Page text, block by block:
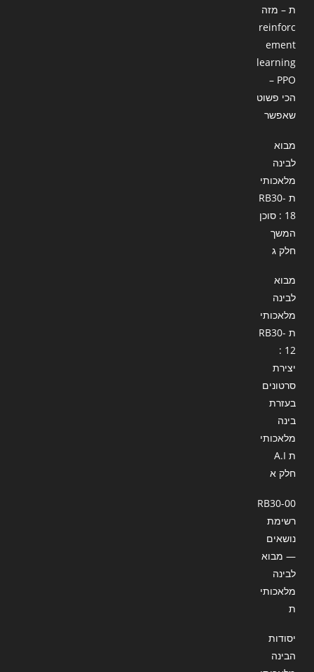
ת – מזה
reinforc
ement
learning
– PPO
הכי פשוט
שאפשר
מבוא
לבינה
מלאכותי
ת RB30-
18 : סוכן
המשך
חלק ג
מבוא
לבינה
מלאכותי
ת RB30-
12 :
יצירת
סרטונים
בעזרת
בינה
מלאכותי
ת A.I
חלק א
RB30-00
רשימת
נושאים
— מבוא
לבינה
מלאכותי
ת
יסודות
הבינה